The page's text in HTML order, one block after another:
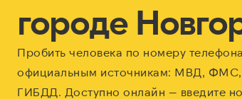
городе
Пробить человека по номеру
официальным источникам: МВД,
ГИБДД. Доступно онлайн — введите